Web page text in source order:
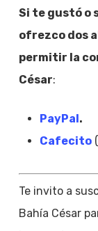
Si te gustó o
ofrezco dos
permitir la
César:
PayPal.
Cafecito
Te invito a
Bahía César